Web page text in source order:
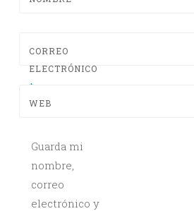
CORREO
ELECTRÓNICO
*
WEB
Guarda mi
nombre,
correo
electrónico y